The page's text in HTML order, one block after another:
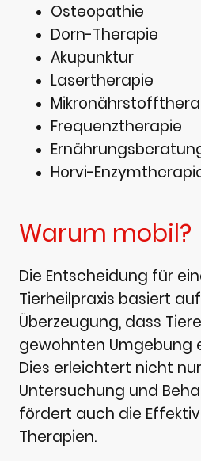
Osteopathie
Dorn-Therapie
Akupunktur
Lasertherapie
Frequenztherapie
Horvi-
Warum mobil?
Die Entscheidung für
Tierheilpraxis basiert
Überzeugung, dass
gewohnten Umgebung
Dies erleichtert nicht
Untersuchung und
fördert auch die
Therapien.